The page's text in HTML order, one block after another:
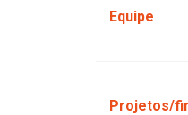
Equipe
Projetos/